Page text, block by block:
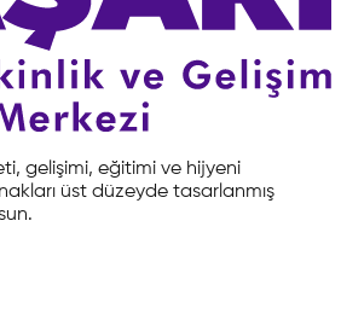
gelişimi, eğitimi ve hijyeni
üst düzeyde tasarlanmış